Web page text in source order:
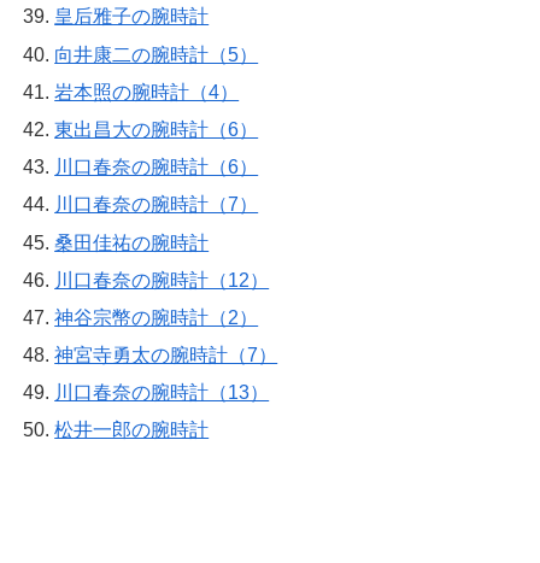
皇后雅子の腕時計
向井康二の腕時計（5）
岩本照の腕時計（4）
東出昌大の腕時計（6）
川口春奈の腕時計（6）
川口春奈の腕時計（7）
桑田佳祐の腕時計
川口春奈の腕時計（12）
神谷宗幣の腕時計（2）
神宮寺勇太の腕時計（7）
川口春奈の腕時計（13）
松井一郎の腕時計